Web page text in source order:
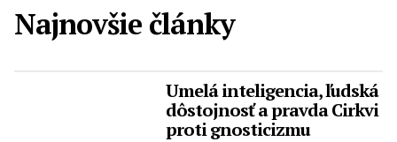
Najnovšie články
Umelá inteligencia, ľudská
dôstojnosť a pravda Cirkvi
proti gnosticizmu